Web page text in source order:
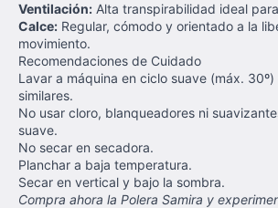
Ventilación: Alta transpirabilidad ideal
Calce: Regular, cómodo y orientado a la
movimiento.
Recomendaciones de Cuidado
Lavar a máquina en ciclo suave (máx.
similares.
No usar cloro, blanqueadores ni
suave.
No secar en secadora.
Planchar a baja temperatura.
Secar en vertical y bajo la sombra.
Compra ahora la Polera Samira y